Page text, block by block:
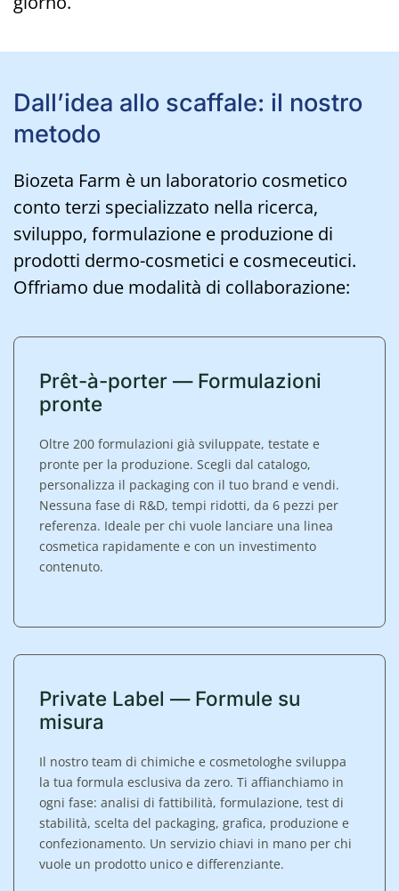
Dall’idea allo scaffale: il nostro
metodo
Biozeta Farm è un laboratorio cosmetico
conto terzi specializzato nella ricerca,
sviluppo, formulazione e produzione di
prodotti dermo-cosmetici e cosmeceutici.
Offriamo due modalità di collaborazione:
Prêt-à-porter — Formulazioni
pronte
Oltre 200 formulazioni già sviluppate, testate e
pronte per la produzione. Scegli dal catalogo,
personalizza il packaging con il tuo brand e vendi.
Nessuna fase di R&D, tempi ridotti, da 6 pezzi per
referenza. Ideale per chi vuole lanciare una linea
cosmetica rapidamente e con un investimento
contenuto.
Private Label — Formule su
misura
Il nostro team di chimiche e cosmetologhe sviluppa
la tua formula esclusiva da zero. Ti affianchiamo in
ogni fase: analisi di fattibilità, formulazione, test di
stabilità, scelta del packaging, grafica, produzione e
confezionamento. Un servizio chiavi in mano per chi
vuole un prodotto unico e differenziante.